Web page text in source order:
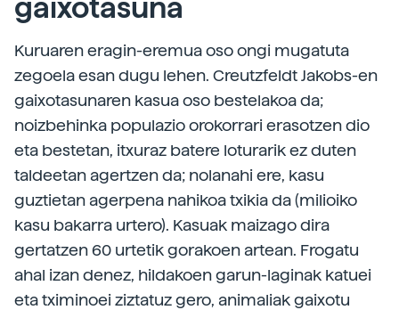
gaixotasuna
Kuruaren eragin-eremua oso ongi mugatuta
zegoela esan dugu lehen. Creutzfeldt Jakobs-en
gaixotasunaren kasua oso bestelakoa da;
noizbehinka populazio orokorrari erasotzen dio
eta bestetan, itxuraz batere loturarik ez duten
taldeetan agertzen da; nolanahi ere, kasu
guztietan agerpena nahikoa txikia da (milioiko
kasu bakarra urtero). Kasuak maizago dira
gertatzen 60 urtetik gorakoen artean. Frogatu
ahal izan denez, hildakoen garun-laginak katuei
eta tximinoei ziztatuz gero, animaliak gaixotu